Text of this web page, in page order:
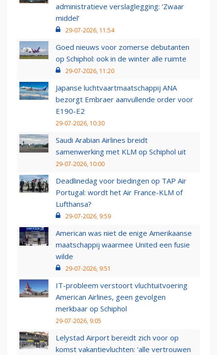
administratieve verslaglegging: ‘Zwaar
middel’
29-07-2026, 11:54
Goed nieuws voor zomerse debutanten
op Schiphol: ook in de winter alle ruimte
29-07-2026, 11:20
Japanse luchtvaartmaatschappij ANA
bezorgt Embraer aanvullende order voor
E190-E2
29-07-2026, 10:30
Saudi Arabian Airlines breidt
samenwerking met KLM op Schiphol uit
29-07-2026, 10:00
Deadlinedag voor biedingen op TAP Air
Portugal: wordt het Air France-KLM of
Lufthansa?
29-07-2026, 9:59
American was niet de enige Amerikaanse
maatschappij waarmee United een fusie
wilde
29-07-2026, 9:51
IT-probleem verstoort vluchtuitvoering
American Airlines, geen gevolgen
merkbaar op Schiphol
29-07-2026, 9:05
Lelystad Airport bereidt zich voor op
komst vakantievluchten: 'alle vertrouwen